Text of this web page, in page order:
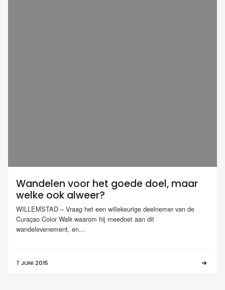
Wandelen voor het goede doel, maar
welke ook alweer?
WILLEMSTAD – Vraag het een willekeurige deelnemer van de
Curaçao Color Walk waarom hij meedoet aan dit
wandelevenement, en...
7 JUNI 2015